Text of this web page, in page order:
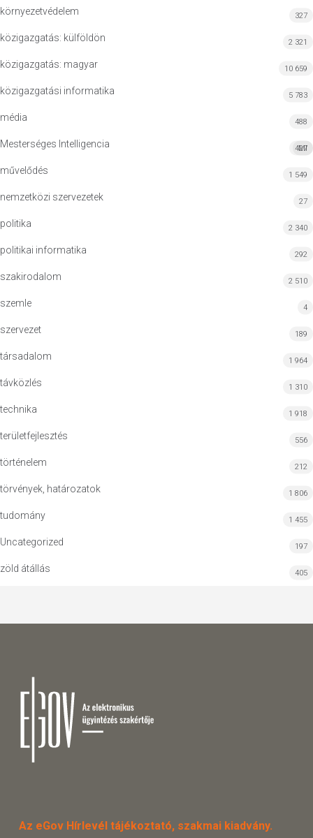
környezetvédelem 327
közigazgatás: külföldön 2 321
közigazgatás: magyar 10 659
közigazgatási informatika 5 783
média 488
Mesterséges Intelligencia MI
427
művelődés 1 549
nemzetközi szervezetek 27
politika 2 340
politikai informatika 292
szakirodalom 2 510
szemle 4
szervezet 189
társadalom 1 964
távközlés 1 310
technika 1 918
területfejlesztés 556
történelem 212
törvények, határozatok 1 806
tudomány 1 455
Uncategorized 197
zöld átállás 405
Az eGov Hírlevél tájékoztató, szakmai kiadvány.